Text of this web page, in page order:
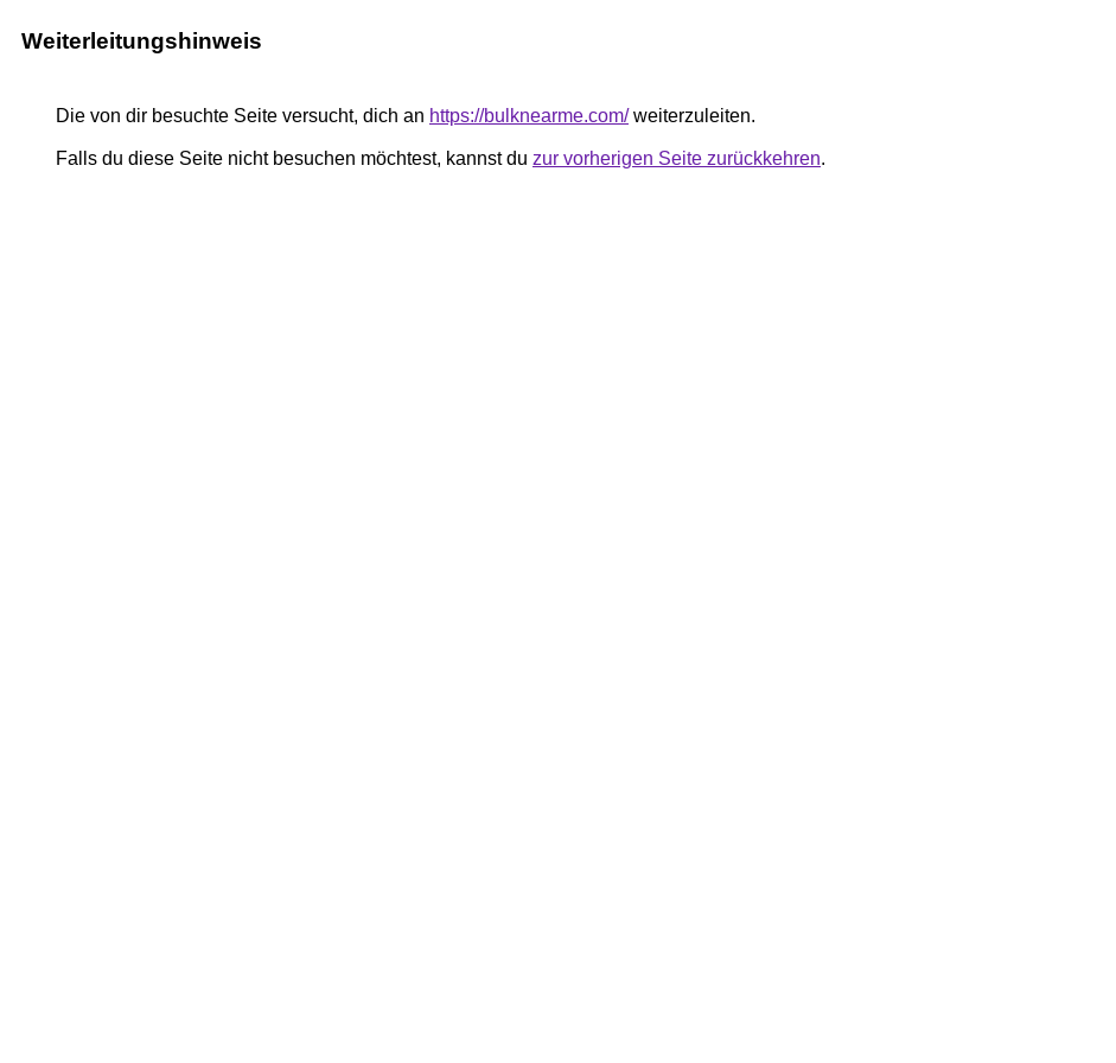
Weiterleitungshinweis
Die von dir besuchte Seite versucht, dich an https://bulknearme.com/weiterzuleiten.
Falls du diese Seite nicht besuchen möchtest, kannst du zur vorherigen Seite zurückkehren.